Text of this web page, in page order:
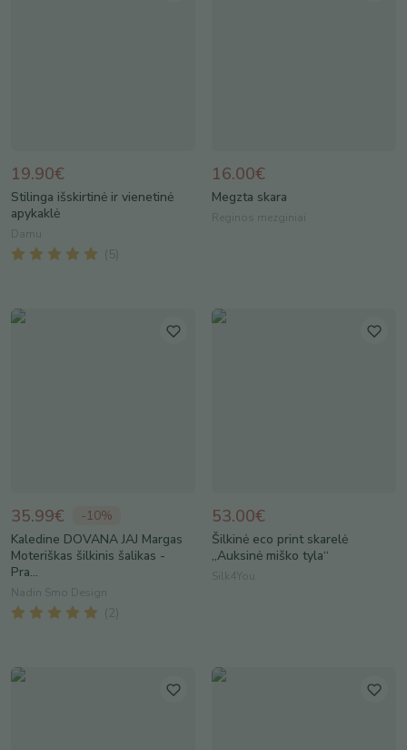
19.90€
Stilinga išskirtinė ir vienetinė
apykaklė
Damu
( 5
16.00€
Megzta skara
Reginos mezginiai
35.99€ -10%
Kaledine DOVANA JAJ Margas
Moteriškas šilkinis šalikas -
Pra...
Nadin Smo Design
( 2
53.00€
Šilkinė eco print skarelė
„Auksinė miško tyla“
Silk4You